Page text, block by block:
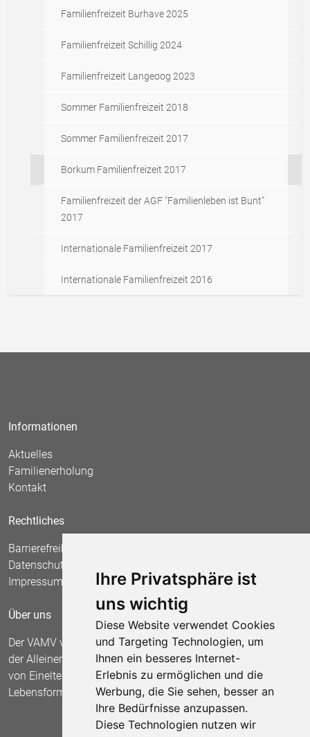
Ihre Privatsphäre ist
uns wichtig
Diese Website verwendet Cookies
und Targeting Technologien, um
Ihnen ein besseres Internet-
Erlebnis zu ermöglichen und die
Werbung, die Sie sehen, besser an
Ihre Bedürfnisse anzupassen.
Diese Technologien nutzen wir
Familienfreizeit Burhave 2025
Familienfreizeit Schillig 2024
Familienfreizeit Langeoog 2023
Sommer Familienfreizeit 2018
Sommer Familienfreizeit 2017
Borkum Familienfreizeit 2017
Familienfreizeit der AGF "Familienleben ist Bunt"
2017
Internationale Familienfreizeit 2017
Internationale Familienfreizeit 2016
Informationen
Aktuelles
Familienerholung
Kontakt
Rechtliches
Barrierefreiheit
Datenschutz
Impressum
Über uns
Der VAMV vertritt seit 1967 die Interessen
der Alleinerziehenden und fordert die Anerkennung
von Einelternfamilien als gleichberechtigte
Lebensform.